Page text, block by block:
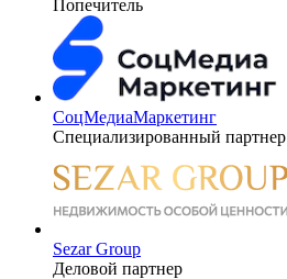
Попечитель
СоцМедиаМаркетинг
Специализированный партнер
Sezar Group
Деловой партнер